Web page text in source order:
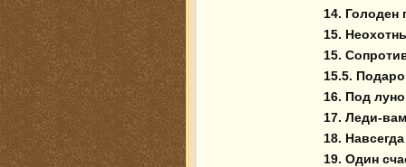
14. Голоден
15.
15.
15.5.
16. Под
17. Леди-
18.
19. Один